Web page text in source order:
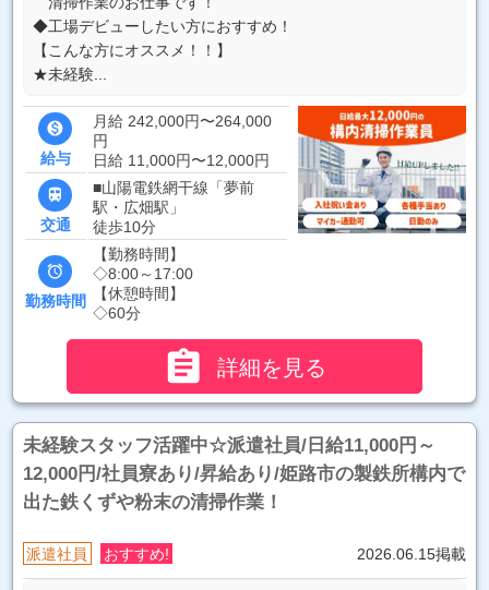
◆工場デビューしたい方におすすめ！
【こんな方にオススメ！！】
★未経験...

給与
月給 242,000円〜264,000
円
日給 11,000円〜12,000円

交通
■山陽電鉄網干線「夢前
駅・広畑駅」
徒歩10分

勤務時間
【勤務時間】
◇8:00～17:00
【休憩時間】
◇60分
 詳細を見る
未経験スタッフ活躍中☆派遣社員/日給11,000円～
12,000円/社員寮あり/昇給あり/姫路市の製鉄所構内で
出た鉄くずや粉末の清掃作業！
派遣社員 おすすめ! 2026.06.15掲載